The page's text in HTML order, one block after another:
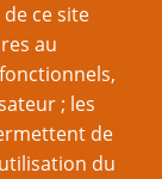
ce site
au
; les
de
du
cas
Distractions